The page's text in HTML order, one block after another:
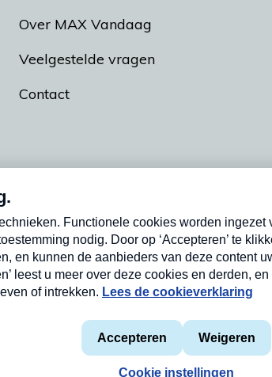
Over MAX Vandaag
Veelgestelde vragen
Contact
Privacyverklaring
Cookieverklaring